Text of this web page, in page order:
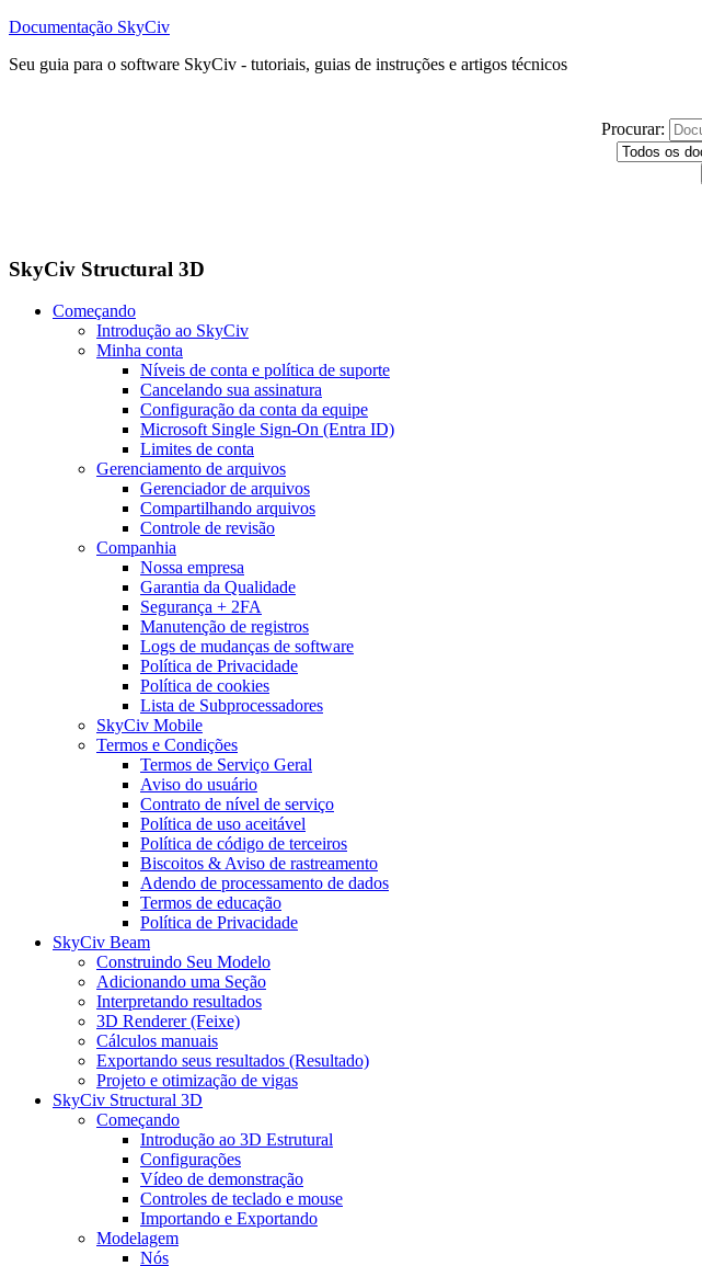
Documentação SkyCiv
Seu guia para o software SkyCiv - tutoriais, guias de instruções e artigos técnicos
Procurar:
SkyCiv Structural 3D
Começando
Introdução ao SkyCiv
Minha conta
Níveis de conta e política de suporte
Cancelando sua assinatura
Configuração da conta da equipe
Microsoft Single Sign-On (Entra ID)
Limites de conta
Gerenciamento de arquivos
Gerenciador de arquivos
Compartilhando arquivos
Controle de revisão
Companhia
Nossa empresa
Garantia da Qualidade
Segurança + 2FA
Manutenção de registros
Logs de mudanças de software
Política de Privacidade
Política de cookies
Lista de Subprocessadores
SkyCiv Mobile
Termos e Condições
Termos de Serviço Geral
Aviso do usuário
Contrato de nível de serviço
Política de uso aceitável
Política de código de terceiros
Biscoitos & Aviso de rastreamento
Adendo de processamento de dados
Termos de educação
Política de Privacidade
SkyCiv Beam
Construindo Seu Modelo
Adicionando uma Seção
Interpretando resultados
3D Renderer (Feixe)
Cálculos manuais
Exportando seus resultados (Resultado)
Projeto e otimização de vigas
SkyCiv Structural 3D
Começando
Introdução ao 3D Estrutural
Configurações
Vídeo de demonstração
Controles de teclado e mouse
Importando e Exportando
Modelagem
Nós